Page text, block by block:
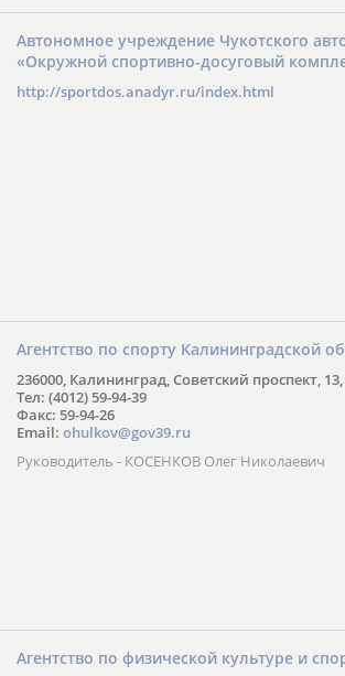
Автономное учреждение Чукотского
«Окружной спортивно-досуговый
http://sportdos.anadyr.ru/index.html
Агентство по спорту Калининградской
236000, Калининград, Советский проспект,
Тел: (4012) 59-94-39
Факс: 59-94-26
Email: ohulkov@gov39.ru
Руководитель - КОСЕНКОВ Олег Николаевич
Агентство по физической культуре и